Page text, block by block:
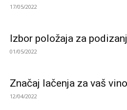
17/05/2022
Izbor položaja za
01/05/2022
Značaj lačenja za vaš
12/04/2022